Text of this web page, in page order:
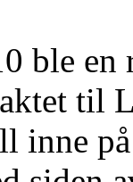
ble
til
inne